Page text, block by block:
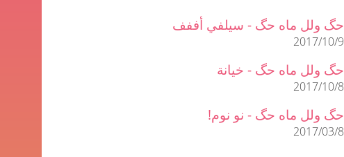
حگ ولل ماه حگ - سيلفي أففف
2017/10/9
حگ ولل ماه حگ - خيانة
2017/10/8
حگ ولل ماه حگ - نو نوم!
2017/03/8